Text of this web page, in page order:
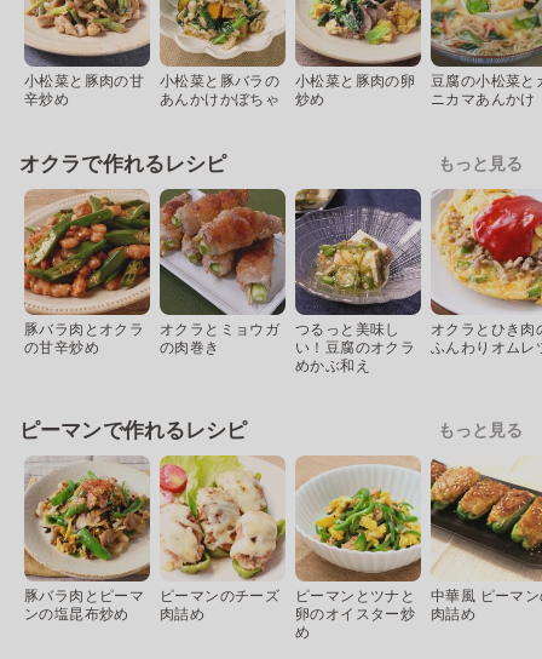
小松菜と豚肉の甘
辛炒め
小松菜と豚バラの
あんかけかぼちゃ
小松菜と豚肉の卵
炒め
豆腐の小松菜と
ニカマあんかけ
オクラで作れるレシピ もっと見る
豚バラ肉とオクラ
の甘辛炒め
オクラとミョウガ
の肉巻き
つるっと美味し
い！豆腐のオクラ
めかぶ和え
オクラとひき肉
ふんわりオムレ
ピーマンで作れるレシピ もっと見る
豚バラ肉とピーマ
ンの塩昆布炒め
ピーマンのチーズ
肉詰め
ピーマンとツナと
卵のオイスター炒
め
中華風 ピーマ
肉詰め